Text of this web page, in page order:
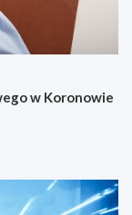
w Koronowie